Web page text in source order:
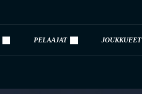
PELAAJAT JOUKKUEET